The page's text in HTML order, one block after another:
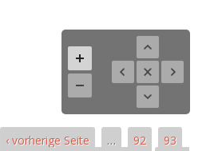
‹ vorherige Seite … 92
93